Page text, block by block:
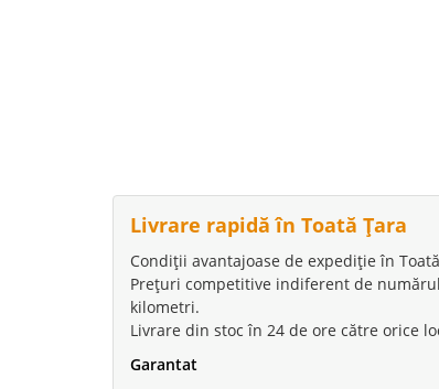
Livrare rapidă în Toată Țara
Condiții avantajoase de expediție în
Prețuri competitive indiferent de
kilometri.
Livrare din stoc în 24 de ore către orice
Garantat